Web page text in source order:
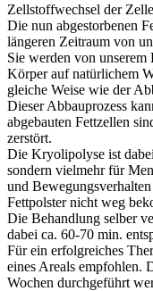
Zellstoffwechsel der
Die nun abgestorbenen
längeren Zeitraum von
Sie werden von
Körper auf natürlichem
gleiche Weise wie der
Dieser Abbauprozess
abgebauten Fettzellen
zerstört.
Die Kryolipolyse ist
sondern vielmehr für
und
Fettpolster nicht weg
Die Behandlung selber
dabei ca. 60-70 min.
Für ein erfolgreiches
eines Areals empfohlen.
Wochen durchgeführt